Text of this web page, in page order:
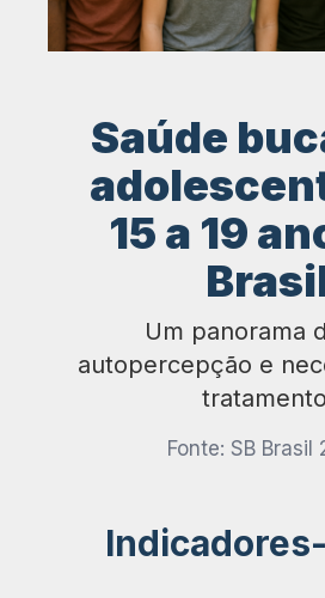
Saúde
15 a 19
Um panorama
autopercepção e
Fonte: SB Brasil